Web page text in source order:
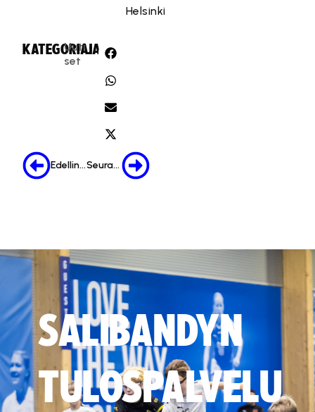
Helsinki
KATEGORIA:
Uuti
set
JAA:
Edellinen Seuraava
SALIBANDYN
TULOSPALVELU